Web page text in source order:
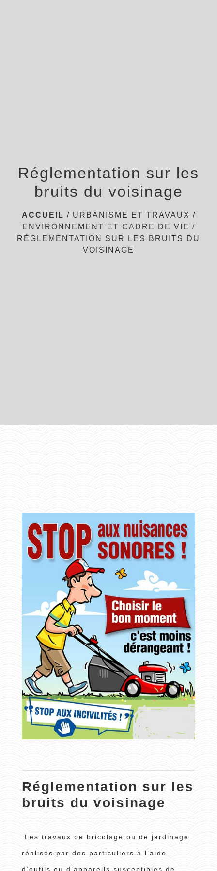
Réglementation sur les
bruits du voisinage
ACCUEIL / URBANISME ET TRAVAUX /
ENVIRONNEMENT ET CADRE DE VIE /
RÉGLEMENTATION SUR LES BRUITS DU
VOISINAGE
Réglementation sur les
bruits du voisinage
Les travaux de bricolage ou de jardinage
réalisés par des particuliers à l’aide
d’outils ou d’appareils susceptibles de